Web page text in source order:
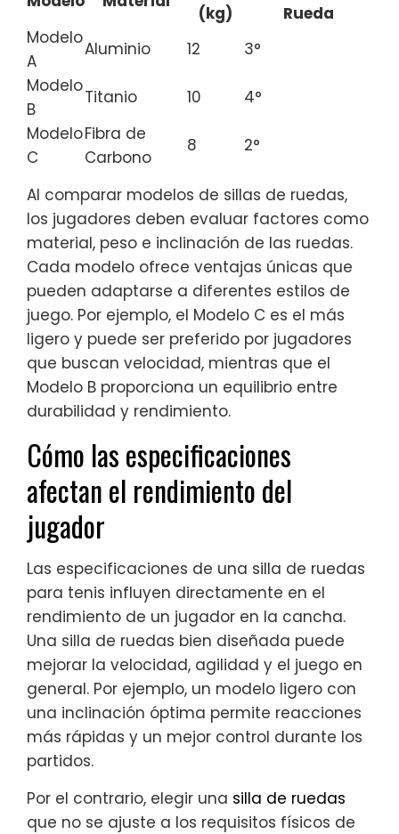
(kg)
Rueda
Modelo
A
Aluminio 12
3°
Modelo
B
Titanio 10
4°
Modelo
C
Fibra de
Carbono
8 2°
Al comparar modelos de sillas de ruedas,
los jugadores deben evaluar factores como
material, peso e inclinación de las ruedas.
Cada modelo ofrece ventajas únicas que
pueden adaptarse a diferentes estilos de
juego. Por ejemplo, el Modelo C es el más
ligero y puede ser preferido por jugadores
que buscan velocidad, mientras que el
Modelo B proporciona un equilibrio entre
durabilidad y rendimiento.
Cómo las especificaciones
afectan el rendimiento del
jugador
Las especificaciones de una silla de ruedas
para tenis influyen directamente en el
rendimiento de un jugador en la cancha.
Una silla de ruedas bien diseñada puede
mejorar la velocidad, agilidad y el juego en
general. Por ejemplo, un modelo ligero con
una inclinación óptima permite reacciones
más rápidas y un mejor control durante los
partidos.
Por el contrario, elegir una silla de ruedas
que no se ajuste a los requisitos físicos de